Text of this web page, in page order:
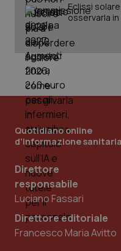
Eclissi
osservarla
Quotidiano online
d'informazione sanitaria
Direttore
responsabile
Luciano Fassari
Direttore editoriale
Francesco Maria Avitto